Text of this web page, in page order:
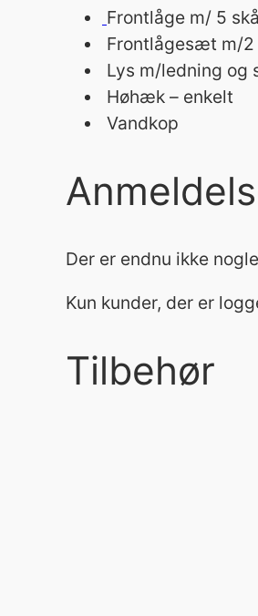
Frontlåge m/ 5
Frontlågesæt m/2
Lys m/ledning og
Høhæk – enkelt
Vandkop
Der er endnu ikke
Kun kunder, der er
Tilbehør